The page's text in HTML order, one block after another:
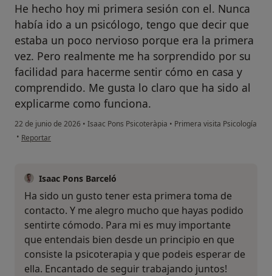
He hecho hoy mi primera sesión con el. Nunca
había ido a un psicólogo, tengo que decir que
estaba un poco nervioso porque era la primera
vez. Pero realmente me ha sorprendido por su
facilidad para hacerme sentir cómo en casa y
comprendido. Me gusta lo claro que ha sido al
explicarme como funciona.
22 de junio de 2026 • Isaac Pons Psicoteràpia • Primera visita Psicología
• en opinión del usuario Nico
Reportar
Isaac Pons Barceló
Ha sido un gusto tener esta primera toma de
contacto. Y me alegro mucho que hayas podido
sentirte cómodo. Para mi es muy importante
que entendais bien desde un principio en que
consiste la psicoterapia y que podeis esperar de
ella. Encantado de seguir trabajando juntos!